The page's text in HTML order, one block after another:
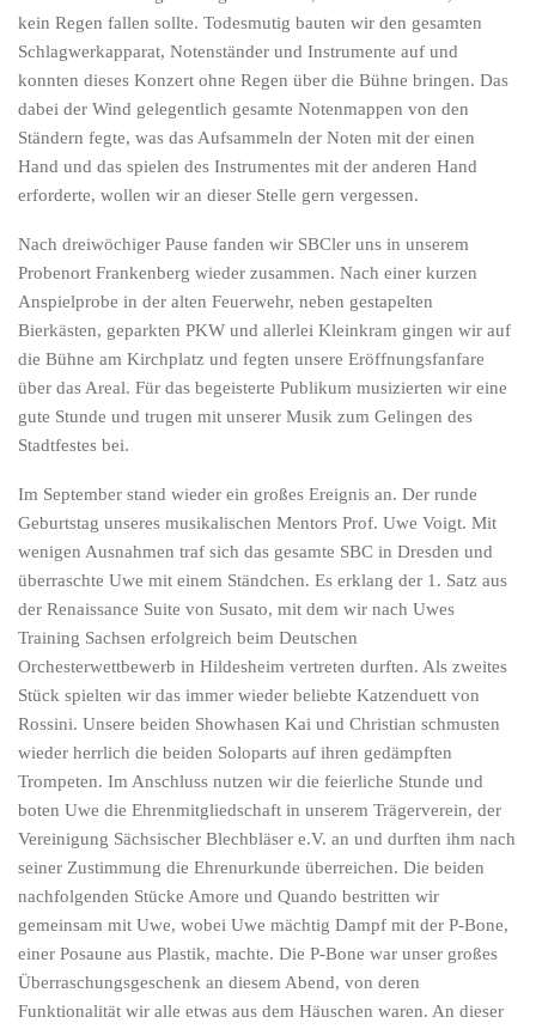
kein Regen fallen sollte. Todesmutig bauten wir den gesamten
Schlagwerkapparat, Notenständer und Instrumente auf und
konnten dieses Konzert ohne Regen über die Bühne bringen. Das
dabei der Wind gelegentlich gesamte Notenmappen von den
Ständern fegte, was das Aufsammeln der Noten mit der einen
Hand und das spielen des Instrumentes mit der anderen Hand
erforderte, wollen wir an dieser Stelle gern vergessen.
Nach dreiwöchiger Pause fanden wir SBCler uns in unserem
Probenort Frankenberg wieder zusammen. Nach einer kurzen
Anspielprobe in der alten Feuerwehr, neben gestapelten
Bierkästen, geparkten PKW und allerlei Kleinkram gingen wir auf
die Bühne am Kirchplatz und fegten unsere Eröffnungsfanfare
über das Areal. Für das begeisterte Publikum musizierten wir eine
gute Stunde und trugen mit unserer Musik zum Gelingen des
Stadtfestes bei.
Im September stand wieder ein großes Ereignis an. Der runde
Geburtstag unseres musikalischen Mentors Prof. Uwe Voigt. Mit
wenigen Ausnahmen traf sich das gesamte SBC in Dresden und
überraschte Uwe mit einem Ständchen. Es erklang der 1. Satz aus
der Renaissance Suite von Susato, mit dem wir nach Uwes
Training Sachsen erfolgreich beim Deutschen
Orchesterwettbewerb in Hildesheim vertreten durften. Als zweites
Stück spielten wir das immer wieder beliebte Katzenduett von
Rossini. Unsere beiden Showhasen Kai und Christian schmusten
wieder herrlich die beiden Soloparts auf ihren gedämpften
Trompeten. Im Anschluss nutzen wir die feierliche Stunde und
boten Uwe die Ehrenmitgliedschaft in unserem Trägerverein, der
Vereinigung Sächsischer Blechbläser e.V. an und durften ihm nach
seiner Zustimmung die Ehrenurkunde überreichen. Die beiden
nachfolgenden Stücke Amore und Quando bestritten wir
gemeinsam mit Uwe, wobei Uwe mächtig Dampf mit der P-Bone,
einer Posaune aus Plastik, machte. Die P-Bone war unser großes
Überraschungsgeschenk an diesem Abend, von deren
Funktionalität wir alle etwas aus dem Häuschen waren. An dieser